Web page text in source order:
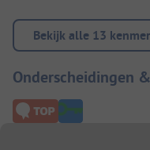
Bekijk alle 13
Onderscheidingen